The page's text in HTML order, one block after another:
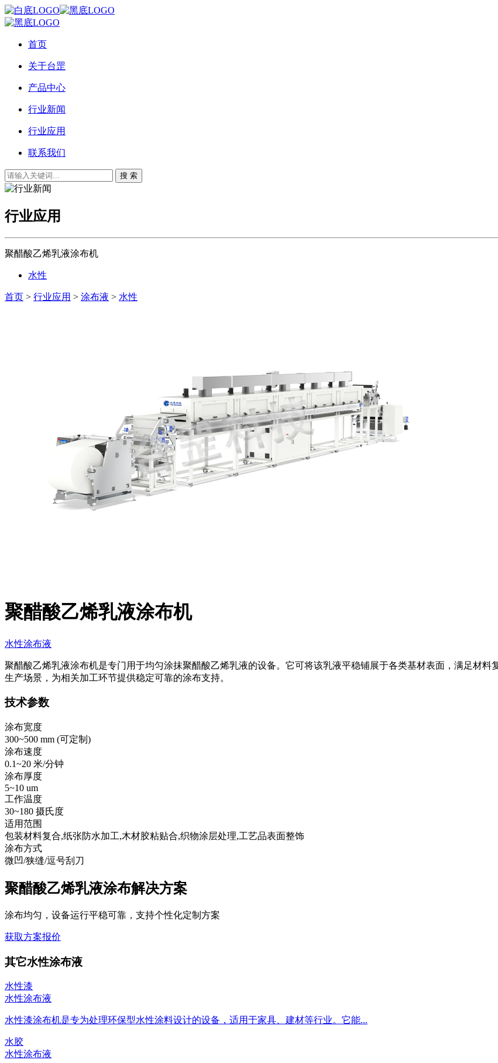
首页
关于台罡
产品中心
行业新闻
行业应用
联系我们
搜 索
行业应用
聚醋酸乙烯乳液涂布机
水性
首页 > 行业应用 > 涂布液 > 水性
聚醋酸乙烯乳液涂布机
水性涂布液
聚醋酸乙烯乳液涂布机是专门用于均匀涂抹聚醋酸乙烯乳液的设备。它可将该乳液平稳铺展于各类基材表面，满足材
生产场景，为相关加工环节提供稳定可靠的涂布支持。
技术参数
涂布宽度
300~500 mm (可定制 )
涂布速度
0.1~20 米/分钟
涂布厚度
5~10 um
工作温度
30~180 摄氏度
适用范围
包装材料复合,纸张防水加工,木材胶粘贴合,织物涂层处理,工艺品表面整饰
涂布方式
微凹/狭缝/逗号刮刀
聚醋酸乙烯乳液涂布解决方案
涂布均匀，设备运行平稳可靠，支持个性化定制方案
获取方案报价
其它水性涂布液
水性漆
水性涂布液
水性漆涂布机是专为处理环保型水性涂料设计的设备，适用于家具、建材等行业。它能...
水胶
水性涂布液